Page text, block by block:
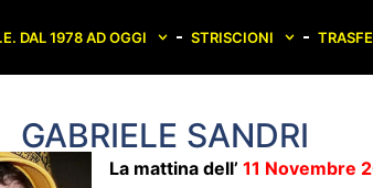
DAL 1978 AD OGGI STRISCIONI
GABRIELE SANDRI
La mattina dell’ 11 Novembre